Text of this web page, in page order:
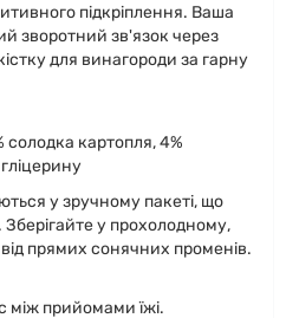
підкріплення. Ваша
зворотний зв'язок через
для винагороди за гарну
солодка картопля, 4%
у зручному пакеті, що
у прохолодному,
прямих сонячних променів.
між прийомами їжі.